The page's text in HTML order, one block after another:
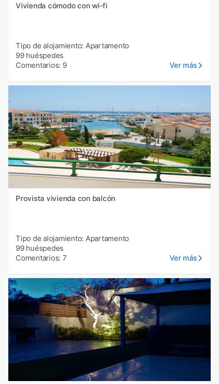
Vivienda cómodo con wi-fi
Tipo de alojamiento: Apartamento
99 huéspedes
Comentarios: 9
Ver más
Provista vivienda con balcón
Tipo de alojamiento: Apartamento
99 huéspedes
Comentarios: 7
Ver más